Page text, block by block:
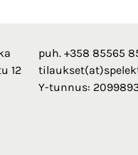
12
puh. +358 85565
Y-tunnus: